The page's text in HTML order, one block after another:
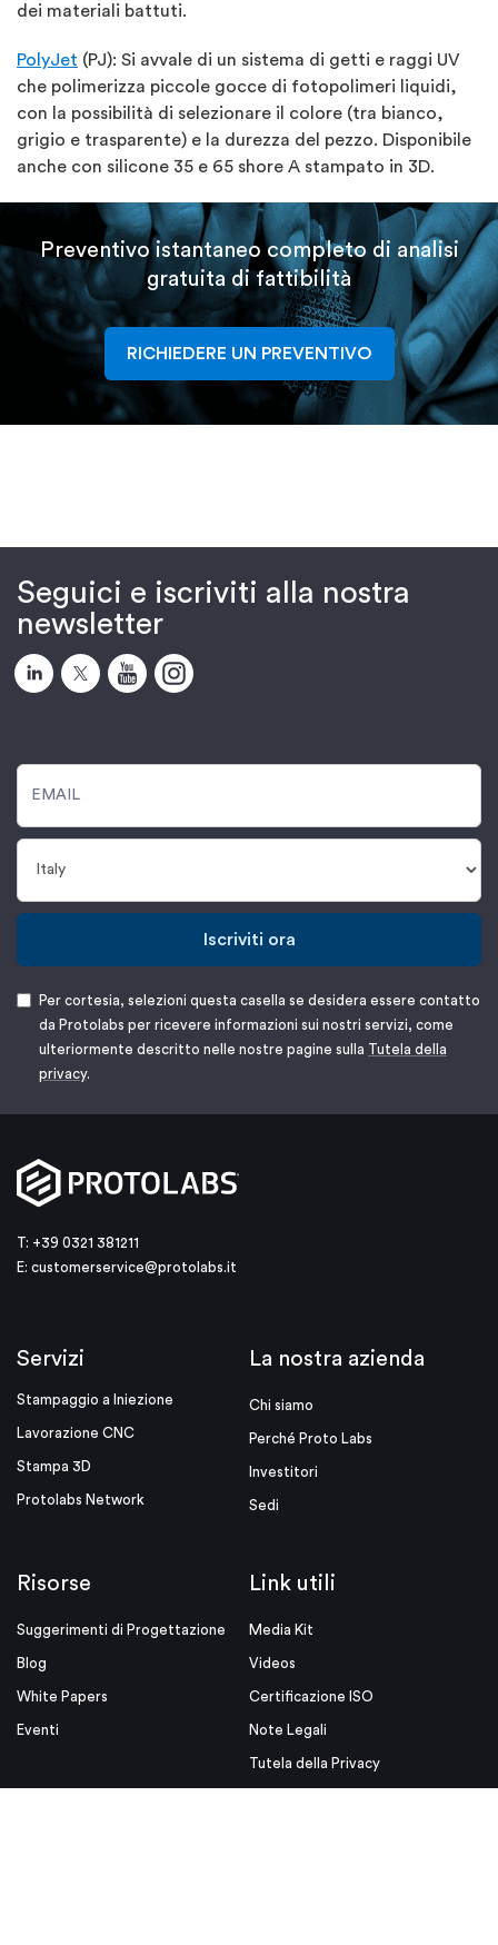
dei materiali battuti.
PolyJet (PJ): Si avvale di un sistema di getti e raggi UV
che polimerizza piccole gocce di fotopolimeri liquidi,
con la possibilità di selezionare il colore (tra bianco,
grigio e trasparente) e la durezza del pezzo. Disponibile
anche con silicone 35 e 65 shore A stampato in 3D.
Preventivo istantaneo completo di analisi
gratuita di fattibilità
RICHIEDERE UN PREVENTIVO
Seguici e iscriviti alla nostra
newsletter
Iscriviti ora
Per cortesia, selezioni questa casella se desidera essere contatto
da Protolabs per ricevere informazioni sui nostri servizi, come
ulteriormente descritto nelle nostre pagine sulla Tutela della
privacy.
T: +39 0321 381211
E: customerservice@protolabs.it
Servizi
Stampaggio a Iniezione
Lavorazione CNC
Stampa 3D
Protolabs Network
La nostra azienda
Chi siamo
Perché Proto Labs
Investitori
Sedi
Risorse
Suggerimenti di Progettazione
Blog
White Papers
Eventi
Link utili
Media Kit
Videos
Certificazione ISO
Note Legali
Tutela della Privacy